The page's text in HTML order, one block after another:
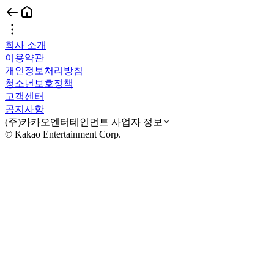
회사 소개
이용약관
개인정보처리방침
청소년보호정책
고객센터
공지사항
(주)카카오엔터테인먼트 사업자 정보
© Kakao Entertainment Corp.